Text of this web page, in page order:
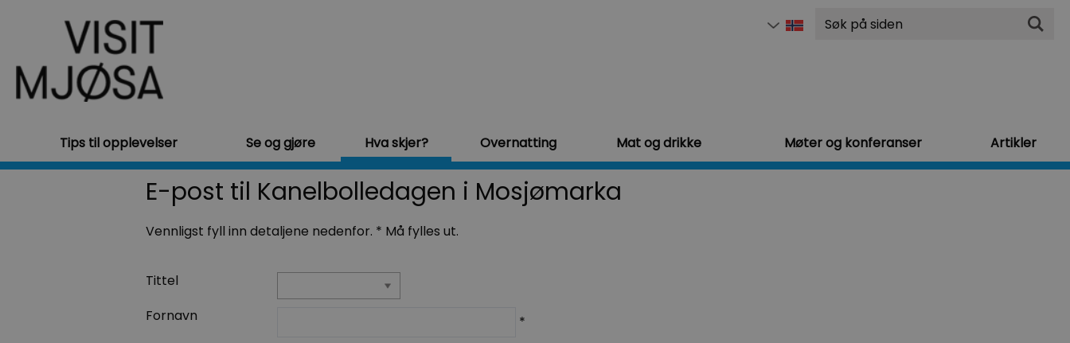
Søk
Tips til opplevelser Se og gjøre Hva skjer? Overnatting Mat og drikke Møter og konferanser Artikler
E-post til Kanelbolledagen i Mosjømarka
Vennligst fyll inn detaljene nedenfor. * Må fylles ut.
Tittel
Fornavn
*